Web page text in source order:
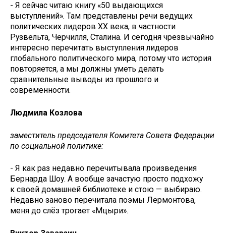
- Я сейчас читаю книгу «50 выдающихся
выступлений». Там представлены речи ведущих
политических лидеров XX века, в частности
Рузвельта, Черчилля, Сталина. И сегодня чрезвычайно
интересно перечитать выступления лидеров
глобального политического мира, потому что история
повторяется, а мы должны уметь делать
сравнительные выводы из прошлого и
современности.
Людмила Козлова
заместитель председателя Комитета Совета Федерации
по социальной политике:
- Я как раз недавно перечитывала произведения
Бернарда Шоу. А вообще зачастую просто подхожу
к своей домашней библиотеке и стою — выбираю.
Недавно заново перечитала поэмы Лермонтова,
меня до слёз трогает «Мцыри».